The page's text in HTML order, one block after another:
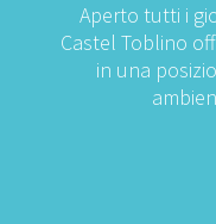
Aperto tutti i
Castel Toblino
in una